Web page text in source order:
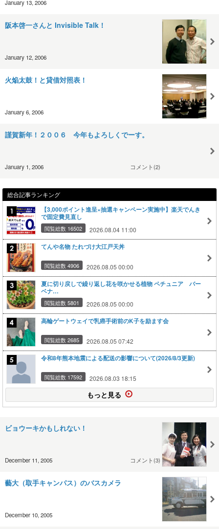
January 13, 2006
阪本啓一さんと Invisible Talk！
January 12, 2006
火焔太鼓！と貸借対照表！
January 6, 2006
謹賀新年！２００６ 今年もよろしくでーす。
January 1, 2006 コメント(2)
総合記事ランキング
【3,000ポイント進呈×抽選キャンペーン実施中】楽天でんき
で固定費見直し
閲覧総数 16502 2026.08.04 11:00
てんや名物 たれづけ大江戸天丼
閲覧総数 4906 2026.08.05 00:00
夏に切り戻しで繰り返し花を咲かせる植物 ペチュニア バー
ベナ…
閲覧総数 5801 2026.08.05 00:00
高輪ゲートウェイで乳癌手術前のK子を励ます会
閲覧総数 2685 2026.08.05 07:42
令和8年熊本地震による配送の影響について(2026/8/3更新)
閲覧総数 17592 2026.08.03 18:15
もっと見る
ビョウーキかもしれない！
December 11, 2005 コメント(3)
藝大（取手キャンパス）のバスカメラ
December 10, 2005